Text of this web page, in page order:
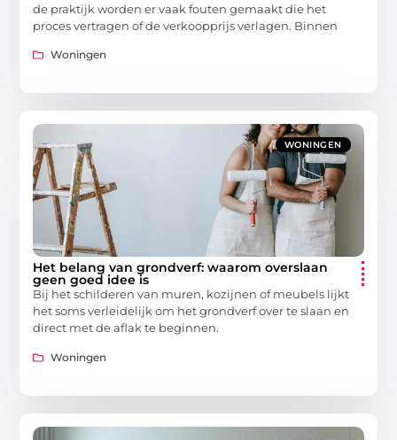
de praktijk worden er vaak fouten gemaakt die het
proces vertragen of de verkoopprijs verlagen. Binnen
Woningen
WONINGEN
Het belang van grondverf: waarom overslaan
geen goed idee is
Bij het schilderen van muren, kozijnen of meubels lijkt
het soms verleidelijk om het grondverf over te slaan en
direct met de aflak te beginnen.
Woningen